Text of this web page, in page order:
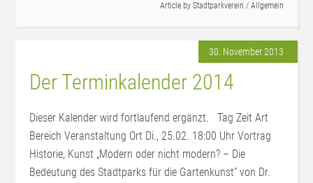
Article by Stadtparkverein / Allgemein
30. November 2013
Der Terminkalender 2014
Dieser Kalender wird fortlaufend ergänzt. Tag Zeit Art
Bereich Veranstaltung Ort Di., 25.02. 18:00 Uhr Vortrag
Historie, Kunst „Modern oder nicht modern? – Die
Bedeutung des Stadtparks für die Gartenkunst“ von Dr.